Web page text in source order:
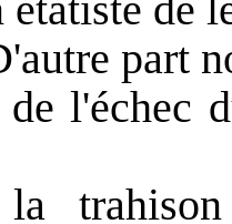
part
l'échec